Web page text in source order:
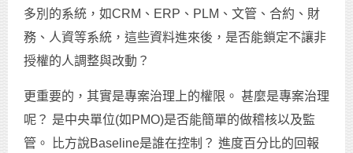
多別的系統，如CRM、ERP、PLM、文管、合約、財
務、人資等系統，這些資料進來後，是否能鎖定不讓非
授權的人調整與改動？
更重要的，其實是專案治理上的權限。 甚麼是專案治理
呢？ 是中央單位(如PMO)是否能簡單的做稽核以及監
管。 比方說Baseline是誰在控制？ 進度百分比的回報